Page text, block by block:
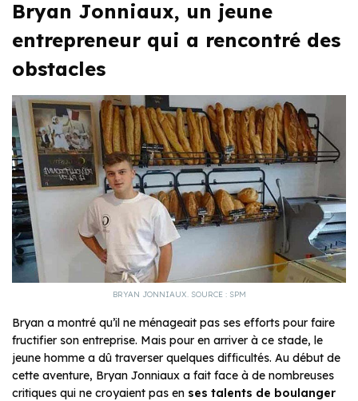
Bryan Jonniaux, un jeune
entrepreneur qui a rencontré des
obstacles
BRYAN JONNIAUX. SOURCE : SPM
Bryan a montré qu’il ne ménageait pas ses efforts pour faire
fructifier son entreprise. Mais pour en arriver à ce stade, le
jeune homme a dû traverser quelques difficultés. Au début de
cette aventure, Bryan Jonniaux a fait face à de nombreuses
critiques qui ne croyaient pas en ses talents de boulanger